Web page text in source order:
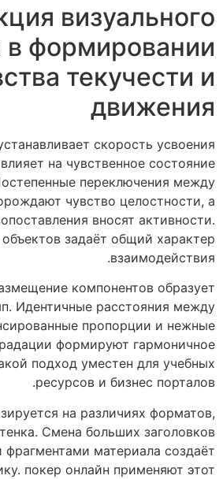
визуального
в формировании
текучести и
движения
скорость усвоения
на чувственное состояние
переключения между
чувство целостности, а
вносят активности.
задаёт общий характер
взаимодействия.
компонентов образует
Идентичные расстояния между
пропорции и нежные
формируют гармоничное
подход уместен для учебных
ресурсов и бизнес порталов.
на различиях форматов,
Смена больших заголовков
материала создаёт
покер онлайн применяют этот